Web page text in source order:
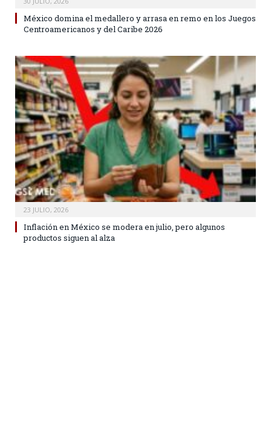
México domina el medallero y arrasa en remo en los Juegos
Centroamericanos y del Caribe 2026
23 JULIO, 2026
Inflación en México se modera en julio, pero algunos
productos siguen al alza